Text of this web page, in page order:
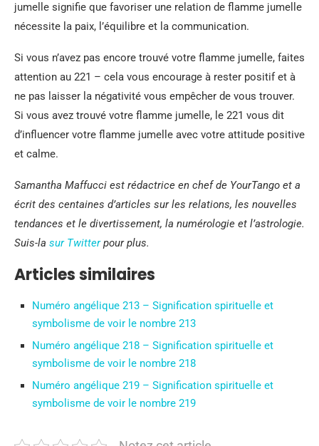
jumelle signifie que favoriser une relation de flamme jumelle
nécessite la paix, l’équilibre et la communication.
Si vous n’avez pas encore trouvé votre flamme jumelle, faites
attention au 221 – cela vous encourage à rester positif et à
ne pas laisser la négativité vous empêcher de vous trouver.
Si vous avez trouvé votre flamme jumelle, le 221 vous dit
d’influencer votre flamme jumelle avec votre attitude positive
et calme.
Samantha Maffucci est rédactrice en chef de YourTango et a
écrit des centaines d’articles sur les relations, les nouvelles
tendances et le divertissement, la numérologie et l’astrologie.
Suis-la sur Twitterpour plus.
Articles similaires
Numéro angélique 213 – Signification spirituelle et
symbolisme de voir le nombre 213
Numéro angélique 218 – Signification spirituelle et
symbolisme de voir le nombre 218
Numéro angélique 219 – Signification spirituelle et
symbolisme de voir le nombre 219